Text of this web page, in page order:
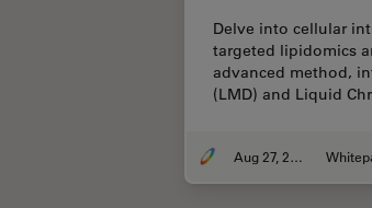
Delve into cellular
targeted lipidomics
advanced method,
(LMD) and Liquid
Aug 27, 2024